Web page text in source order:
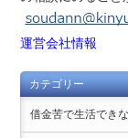
運営会社情報
カテゴリー
借金苦で生活でき